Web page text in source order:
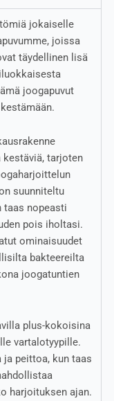
jokaiselle
joissa
täydellinen lisä
joogapuvut
kestäviä, tarjoten
suunniteltu
taas nopeasti
pois iholtasi.
ominaisuudet
bakteereilta
joogatuntien
plus-kokoisina
vartalotyypille.
peittoa, kun taas
harjoituksen ajan.